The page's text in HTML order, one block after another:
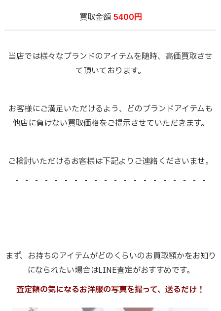
買取金額 5400円
当店では様々なブランドのアイテムを随時、高価買取させ
て頂いております。
お客様にご満足いただけるよう、どのブランドアイテムも
他店に負けない買取価格をご提示させていただきます。
ご検討いただけるお客様は下記よりご連絡くださいませ。
- - - - - - - - - - - - - - - - - - - -
まず、お持ちのアイテムがどのくらいのお買取額かをお知り
になられたい場合はLINE査定がおすすめです。
査定額の気になるお洋服の写真を撮って、送るだけ！